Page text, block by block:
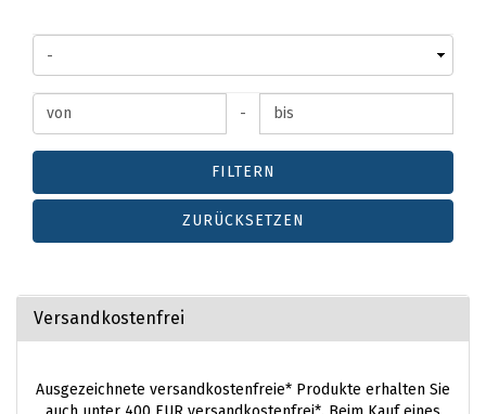
BAUGRÖSSE /
PREIS
-
FILTERN
ZURÜCKSETZEN
Versandkostenfrei
Ausgezeichnete versandkostenfreie* Produkte erhalten Sie